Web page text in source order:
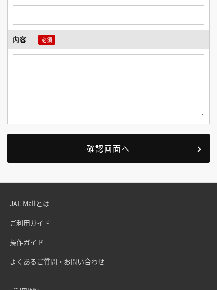
内容
JAL Mallとは
ご利用ガイド
操作ガイド
よくあるご質問・お問い合わせ